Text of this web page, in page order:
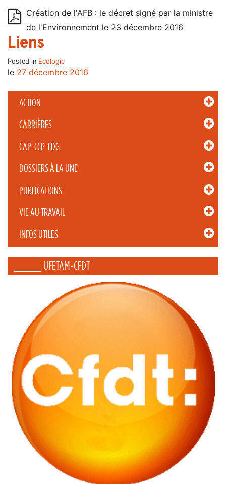
ACTION
CARRIÈRES
CAP-CCP-LDG
DOSSIERS À LA UNE
PUBLICATIONS
VIE AU TRAVAIL
INFOS UTILES
_____ UFETAM-CFDT
Création de l'AFB : le décret signé par la ministre
de l'Environnement le 23 décembre 2016
Liens
Posted in Ecologie
le 27 décembre 2016